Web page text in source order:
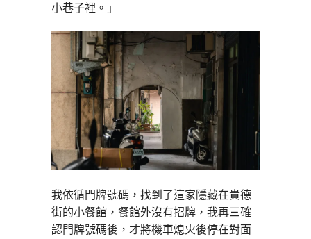
小巷子裡。」
我依循門牌號碼，找到了這家隱藏在貴德
街的小餐館，餐館外沒有招牌，我再三確
認門牌號碼後，才將機車熄火後停在對面